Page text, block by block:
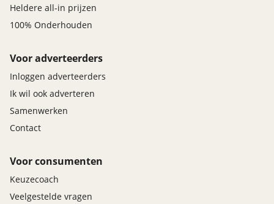
Heldere all-in prijzen
100% Onderhouden
Voor adverteerders
Inloggen adverteerders
Ik wil ook adverteren
Samenwerken
Contact
Voor consumenten
Keuzecoach
Veelgestelde vragen